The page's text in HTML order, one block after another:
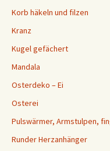
Korb häkeln und filzen
Kranz
Kugel gefächert
Mandala
Osterdeko – Ei
Osterei
Pulswärmer, Armstulpen,
Runder Herzanhänger